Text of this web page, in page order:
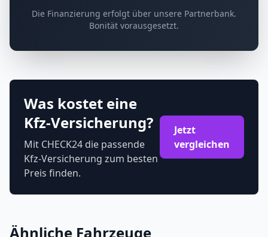
Die Finanzierung erfolgt über unsere Partnerbank.
Bonität vorausgesetzt.
Was kostet eine
Kfz-Versicherung?
Mit CHECK24 die passende
Kfz-Versicherung zum besten
Preis finden.
Jetzt
vergleichen
Ähnliche Fahrzeuge